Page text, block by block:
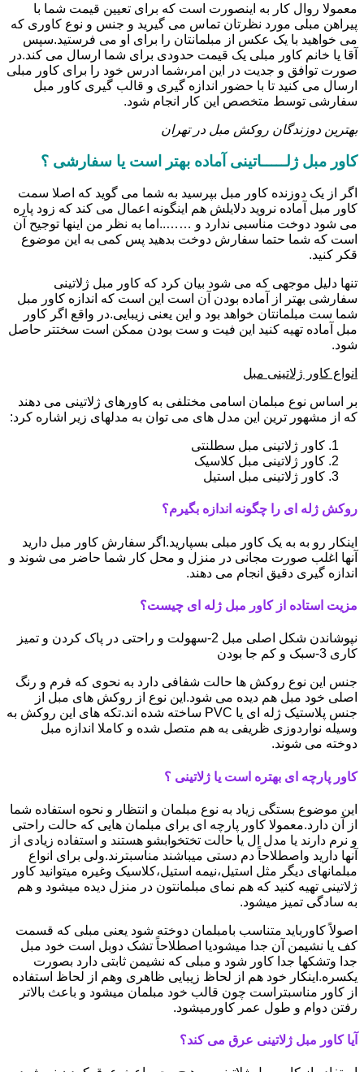
معمولا روال کار به اینصورت است که برای تعیین قیمت شما با
پیراهن مبلی مورد نظرتان تماس می گیرید و جنس و نوع کاوری که
می خواهید با یک عکس از مبلمانتان را برای او می فرستید.سپس
آقا یا خانم کاور مبلی یک قیمت حدودی برای شما ارسال می کند.در
صورت توافق و جدیت در این امر،شما ادرس خود را برای کاور مبلی
ارسال می کنید تا با حضور اندازه گیری و قالب گیری کاور مبل
سفارشی توسط متخصص این کار انجام شود.
بهترین دوزندگان روکش مبل در تهران
کاور مبل ژلـــــاتینی آماده بهتر است یا سفارشی ؟
اگر از یک دوزنده کاور مبل بپرسید به شما می گوید که اصلا سمت
کاور مبل آماده نروید دلایلش هم اینگونه اعمال می کند که زود پاره
می شود دوخت مناسبی ندارد و ……..اما به نظر من اینها توجیح آن
است که شما حتما سفارش دوخت بدهید پس کمی به این موضوع
قکر کنید.
تنها دلیل موجهی که می شود بیان کرد که کاور مبل ژلاتینی
سفارشی بهتر از آماده بودن آن است این است که اندازه کاور مبل
شما ست مبلمانتان خواهد بود و این یعنی زیبایی.در واقع اگر کاور
مبل آماده تهیه کنید این فیت و ست بودن ممکن است سختتر حاصل
شود.
انواع کاور ژلاتینی مبل
بر اساس نوع مبلمان اسامی مختلفی به کاورهای ژلاتینی می دهند
که از مشهور ترین این مدل های می توان به مدلهای زیر اشاره کرد:
کاور ژلاتینی مبل سطلنتی
کاور ژلاتینی مبل کلاسیک
کاور ژلاتینی مبل استیل
روکش ژله ای را چگونه اندازه بگیرم؟
اینکار رو به به یک کاور مبلی بسپارید.اگر سفارش کاور مبل دارید
آنها اغلب صورت مجانی در منزل و محل کار شما حاضر می شوند و
اندازه گیری دقیق انجام می دهند.
مزیت استاده از کاور مبل ژله ای چیست؟
نپوشاندن شکل اصلی مبل 2-سهولت و راحتی در پاک کردن و تمیز
کاری 3-سبک و کم جا بودن
جنس این نوع روکش ها حالت شفافی دارد به نحوی که فرم و رنگ
اصلی خود مبل هم دیده می شود.این نوع از روکش های مبل از
جنس پلاستیک ژله ای یا PVC ساخته شده اند.تکه های این روکش به
وسیله نواردوزی ظریفی به هم متصل شده و کاملا اندازه مبل
دوخته می شوند.
کاور پارچه ای بهتره است یا ژلاتینی ؟
این موضوع بستگی زیاد به نوع مبلمان و انتظار و نحوه استفاده شما
از آن دارد.معمولا کاور پارچه ای برای مبلمان هایی که حالت راحتی
و نرم دارند یا مدل ال یا حالت تختخوابشو هستند و استفاده زیادی از
آنها دارید واصطلاحاً دم دستی میباشند مناسبترند.ولی برای انواع
مبلمانهای دیگر مثل استیل،نیمه استیل،کلاسیک وغیره میتوانید کاور
ژلاتینی تهیه کنید که هم نمای مبلمانتون در منزل دیده میشود و هم
به سادگی تمیز میشود.
اصولاً کاورباید متناسب بامبلمان دوخته شود یعنی مبلی که قسمت
کف یا نشیمن آن جدا میشودیا اصطلاحاً تشک دوبل است خود مبل
جدا وتشکها جدا کاور شود و مبلی که نشیمن ثابتی دارد بصورت
یکسره.اینکار خود هم از لحاظ زیبایی ظاهری وهم از لحاظ استفاده
از کاور مناسبتراست چون قالب خود مبلمان میشود و باعث بالاتر
رفتن دوام و طول عمر کاورمیشود.
آیا کاور مبل ژلاتینی عرق می کند؟